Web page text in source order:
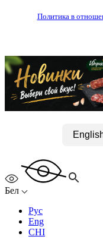
Политика в
Бел
Рус
Eng
CHI